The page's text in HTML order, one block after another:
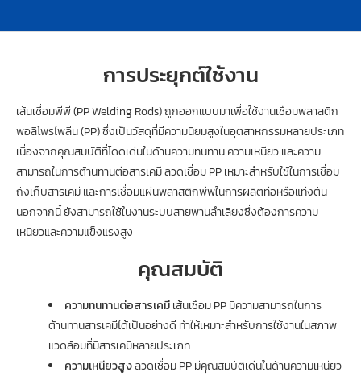
การประยุกต์ใช้งาน
เส้นเชื่อมพีพี (PP Welding Rods) ถูกออกแบบมาเพื่อใช้งานเชื่อมพลาสติก
พอลิโพรไพลีน (PP) ซึ่งเป็นวัสดุที่มีความนิยมสูงในอุตสาหกรรมหลายประเภท
เนื่องจากคุณสมบัติที่โดดเด่นในด้านความทนทาน ความเหนียว และความ
สามารถในการต้านทานต่อสารเคมี ลวดเชื่อม PP เหมาะสำหรับใช้ในการเชื่อม
ถังเก็บสารเคมี และการเชื่อมแผ่นพลาสติกพีพีในการผลิตท่อหรือแท่งตัน
นอกจากนี้ ยังสามารถใช้ในงานระบบสายพานลำเลียงซึ่งต้องการความ
เหนียวและความแข็งแรงสูง
คุณสมบัติ
ความทนทานต่อสารเคมีเส้นเชื่อม PP มีความสามารถในการ
ต้านทานสารเคมีได้เป็นอย่างดี ทำให้เหมาะสำหรับการใช้งานในสภาพ
แวดล้อมที่มีสารเคมีหลายประเภท
ความเหนียวสูงลวดเชื่อม PP มีคุณสมบัติเด่นในด้านความเหนียว